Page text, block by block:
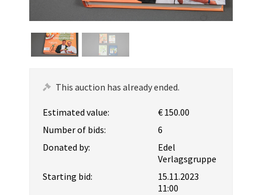
This auction has already ended.
Estimated value:
€ 150.00
Number of bids:
6
Donated by:
Edel
Verlagsgruppe
Starting bid:
15.11.2023
11:00